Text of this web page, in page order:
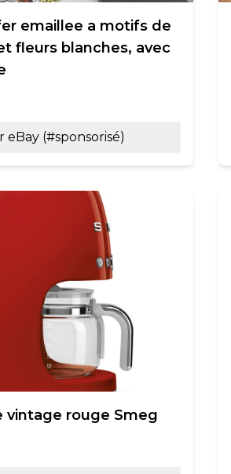
emaillee a motifs de
fleurs blanches, avec
eBay (#sponsorisé)
vintage rouge Smeg